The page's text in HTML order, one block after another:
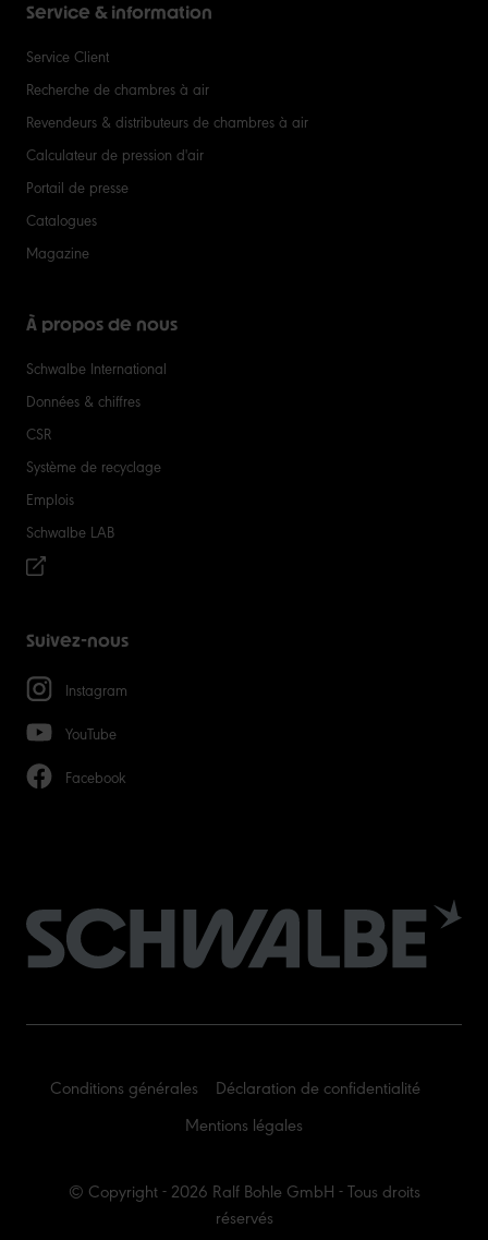
Service & information
Service Client
Recherche de chambres à air
Revendeurs & distributeurs de chambres à air
Calculateur de pression d'air
Portail de presse
Catalogues
Magazine
À propos de nous
Schwalbe International
Données & chiffres
CSR
Système de recyclage
Emplois
Schwalbe LAB
Suivez-nous
Instagram
YouTube
Facebook
© Copyright - 2026 Ralf Bohle GmbH - Tous droits
réservés
Conditions générales
Déclaration de confidentialité
Mentions légales